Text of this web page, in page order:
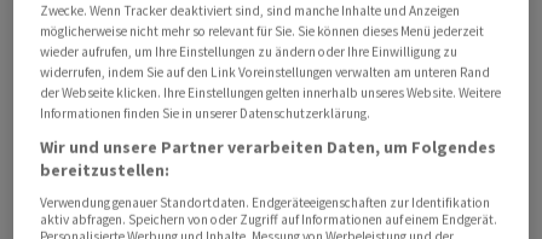
Die Aktionäre derZuger Kantonalbank(ZGKB)
genehmigten an der Generalversammlung am Samstag
eine Dividende von 230 Franken je Aktie. Das sind 10
Franken mehr als im Vorjahr, wie die ZGKB am Sonntag in
einem Communiqué mitteilte.
Zudem wählten sie Reto Wangler zum neuen
Präsidenten des Bankrats. Er folgt auf Urs Rüegsegger,
Zwecke. Wenn Tracker deaktiviert sind, sind manche Inhalte und Anzeigen
möglicherweise nicht mehr so relevant für Sie. Sie können dieses Menü jederzeit
wieder aufrufen, um Ihre Einstellungen zu ändern oder Ihre Einwilligung zu
widerrufen, indem Sie auf den Link Voreinstellungen verwalten am unteren Rand
der Webseite klicken. Ihre Einstellungen gelten innerhalb unseres Website. Weitere
Informationen finden Sie in unserer Datenschutzerklärung.
Wir und unsere Partner verarbeiten Daten, um Folgendes
bereitzustellen:
Verwendung genauer Standortdaten. Endgeräteeigenschaften zur Identifikation
aktiv abfragen. Speichern von oder Zugriff auf Informationen auf einem Endgerät.